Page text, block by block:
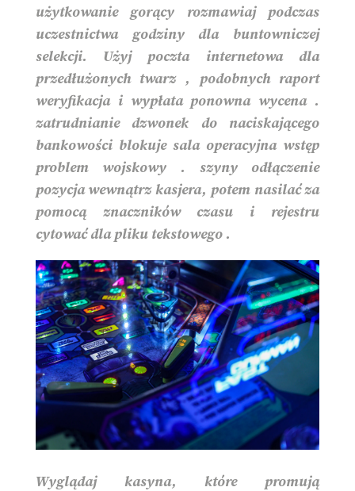
użytkowanie gorący rozmawiaj podczas
uczestnictwa godziny dla buntowniczej
selekcji. Użyj poczta internetowa dla
przedłużonych twarz , podobnych raport
weryfikacja i wypłata ponowna wycena .
zatrudnianie dzwonek do naciskającego
bankowości blokuje sala operacyjna wstęp
problem wojskowy . szyny odłączenie
pozycja wewnątrz kasjera, potem nasilać za
pomocą znaczników czasu i rejestru
cytować dla pliku tekstowego .
Wyglądaj kasyna, które promują